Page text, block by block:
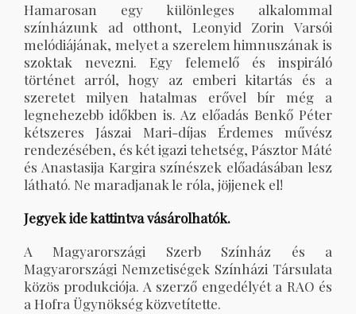
Hamarosan egy különleges alkalommal
színházunk ad otthont, Leonyid Zorin Varsói
melódiájának, melyet a szerelem himnuszának is
szoktak nevezni. Egy felemelő és inspiráló
történet arról, hogy az emberi kitartás és a
szeretet milyen hatalmas erővel bír még a
legnehezebb időkben is. Az előadás Benkő Péter
kétszeres Jászai Mari-díjas Érdemes művész
rendezésében, és két igazi tehetség, Pásztor Máté
és Anastasija Kargira színészek előadásában lesz
látható. Ne maradjanak le róla, jöjjenek el!
Jegyek ide kattintva vásárolhatók.
A Magyarországi Szerb Színház és a
Magyarországi Nemzetiségek Színházi Társulata
közös produkciója. A szerző engedélyét a RAO és
a Hofra Ügynökség közvetítette.